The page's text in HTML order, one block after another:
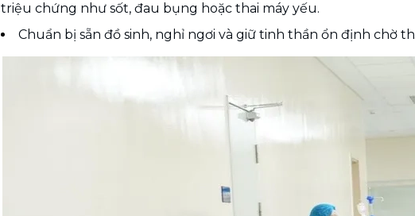
triệu chứng như sốt, đau bụng hoặc thai máy yếu.
Chuẩn bị sẵn đồ sinh, nghỉ ngơi và giữ tinh thần ổn định chờ